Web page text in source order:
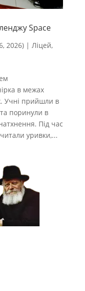
Space
2026)| Ліцей,
в межах
Учні прийшли в
поринули в
Під час
уривки,...